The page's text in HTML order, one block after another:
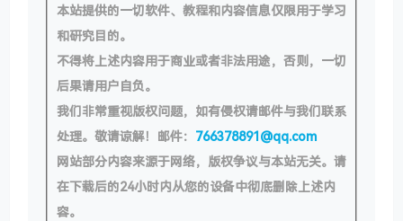
本站提供的一切软件、教程和内容信息仅限用于学习
和研究目的。
不得将上述内容用于商业或者非法用途，否则，一切
后果请用户自负。
我们非常重视版权问题，如有侵权请邮件与我们联系
处理。敬请谅解！邮件： 766378891@qq.com
网站部分内容来源于网络，版权争议与本站无关。请
在下载后的24小时内从您的设备中彻底删除上述内
容。